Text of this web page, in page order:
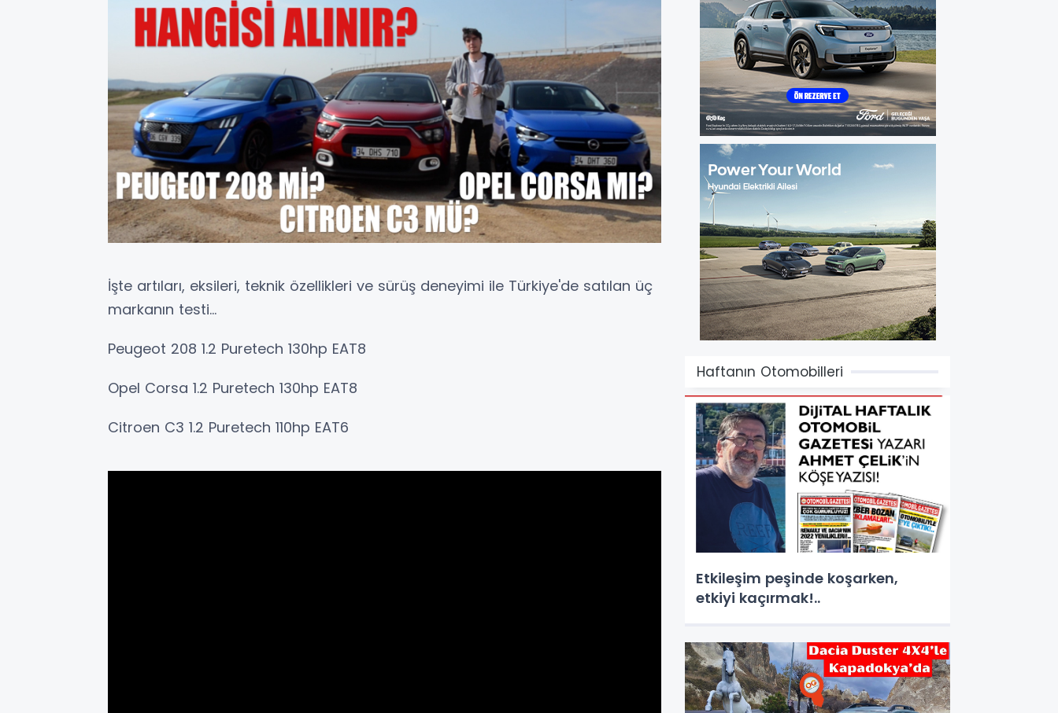
İşte artıları, eksileri, teknik özellikleri ve sürüş deneyimi ile Türkiye'de satılan üç
markanın testi...
Peugeot 208 1.2 Puretech 130hp EAT8
Opel Corsa 1.2 Puretech 130hp EAT8
Citroen C3 1.2 Puretech 110hp EAT6
Haftanın Otomobilleri
Etkileşim peşinde koşarken,
etkiyi kaçırmak!..